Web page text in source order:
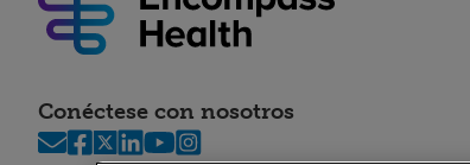
Conéctese con nosotros